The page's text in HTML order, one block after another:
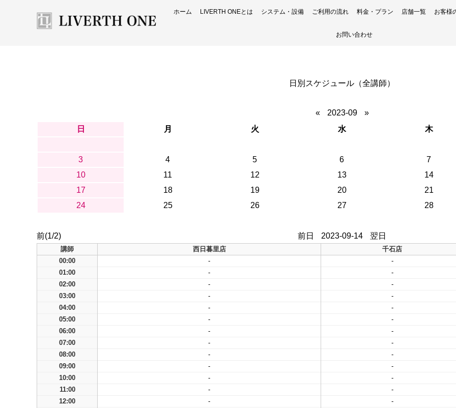
ホーム LIVERTH ONEとは システム・設備 ご利用の流れ 料金・プラン 店舗一覧 お客様
お問い合わせ
日別スケジュール（全講師）
« 2023-09 »
日 月 火 水 木
3
4 5 6 7
10
11 12 13 14
17
18 19 20 21
24
25 26 27 28
前(1/2) 前日 2023-09-14 翌日
講師 西日暮里店 千石店
00:00
- -
01:00
- -
02:00
- -
03:00
- -
04:00
- -
05:00
- -
06:00
- -
07:00
- -
08:00
- -
09:00
- -
10:00
- -
11:00
- -
12:00
- -